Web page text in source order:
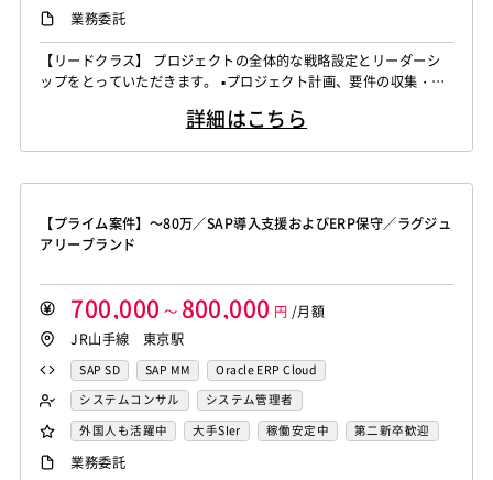
iOS（Objective-C）
.NET（C#)
Flash XML Perl
ASP
Actionscript
PHP Java JSP
Ruby
Struts Spring
Swing
Smarty Symfony Ruby on Rails
Seasar2
EC-CUBE
OpenGL MVC AJAX
FLEX
WordPress
AIX
HP-UX Solaris Linux
OS/2
Windows Server MacOS
Tomcat
Apache Weblogic
Android
フィーチャーフォン
DB2 Oracle
PostgreSQL
MySQL SQLserver HTML5
CSS3
Word
運用／監視担当
セキュリティコンサル
システム管理者
LAMP系エンジニア
Windows系エンジニア
制御・組み込み系エンジニア
スマホアプリ開発（ネイティブ）
UNIX・C／C++エンジニア
ソーシャル系エンジニア
バックエンドエンジニア（サーバーサイド）
SAPシステムコンサル
Salesforceシステムコンサル
SAP系（ABAP・BASIS）エンジニア
AIエンジニア
統計解析エンジニア
機械学習エンジニア
CAEエンジニア
データエンジニア
サイバーセキュリティエンジニア
リモートOK
業務委託
【リードクラス】 プロジェクトの全体的な戦略設定とリーダーシ
ップをとっていただきます。 ▪️プロジェクト計画、要件の収集・分
ーダーシップ ▪️技術選定、アーキテクチャ設計の支援、テクニカル
し、プロ...
詳細はこちら
【プライム案件】～80万／SAP導入支援およびERP保守／ラグジュ
アリーブランド
700,000 ～ 800,000 円 /月額
JR山手線 東京駅
SAP SD SAP MM
Oracle ERP Cloud
システムコンサル
システム管理者
その他オフィスワーク
SAPシステムコンサル PMO
外国人も活躍中 大手SIer 稼働安定中
第二新卒歓迎
リモートOK
業務委託